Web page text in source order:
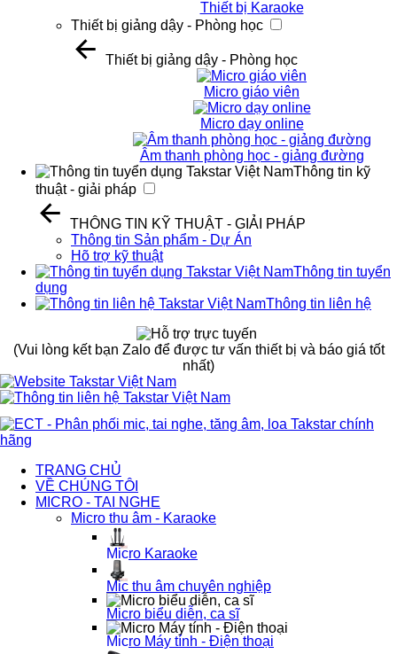
Thiết bị Karaoke
Thiết bị giảng dậy - Phòng học
Thiết bị giảng dậy - Phòng học
Micro giáo viên
Micro dạy online
Âm thanh phòng học - giảng đường
Thông tin kỹ
thuật - giải pháp
THÔNG TIN KỸ THUẬT - GIẢI PHÁP
Thông tin Sản phẩm - Dự Án
Hõ trợ kỹ thuật
Thông tin tuyển
dụng
Thông tin liên hệ
(Vui lòng kết bạn Zalo để được tư vấn thiết bị và báo giá tốt
nhất)
TRANG CHỦ
VỀ CHÚNG TÔI
MICRO - TAI NGHE
Micro thu âm - Karaoke
Micro Karaoke
Mic thu âm chuyên nghiệp
Micro biểu diễn, ca sĩ
Micro Máy tính - Điện thoại